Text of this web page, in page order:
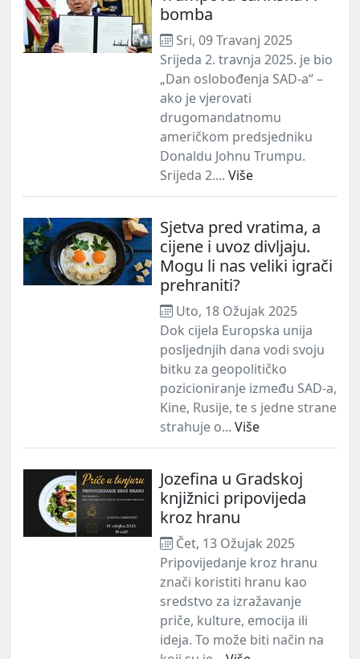
bomba
Sri, 09 Travanj 2025
Srijeda 2. travnja 2025. je bio
„Dan oslobođenja SAD-a“ –
ako je vjerovati
drugomandatnomu
američkom predsjedniku
Donaldu Johnu Trumpu.
Srijeda 2.... Više
Sjetva pred vratima, a
cijene i uvoz divljaju.
Mogu li nas veliki igrači
prehraniti?
Uto, 18 Ožujak 2025
Dok cijela Europska unija
posljednjih dana vodi svoju
bitku za geopolitičko
pozicioniranje između SAD-a,
Kine, Rusije, te s jedne strane
strahuje o... Više
Jozefina u Gradskoj
knjižnici pripovijeda
kroz hranu
Čet, 13 Ožujak 2025
Pripovijedanje kroz hranu
znači koristiti hranu kao
sredstvo za izražavanje
priče, kulture, emocija ili
ideja. To može biti način na